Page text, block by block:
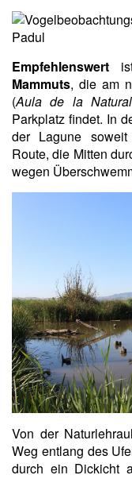
Empfehlenswert
Mammuts, die am
(Aula de la
Parkplatz findet. In
der Lagune
Route, die Mitten
wegen
Von der
Weg entlang des
durch ein Dickicht